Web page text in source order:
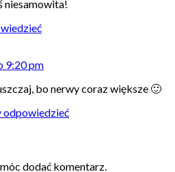
niesamowita!
9:20 pm
bo nerwy coraz większe 🙂
odpowiedzieć
dodać komentarz.